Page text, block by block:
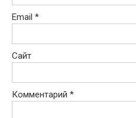
Email *
Сайт
Комментарий *